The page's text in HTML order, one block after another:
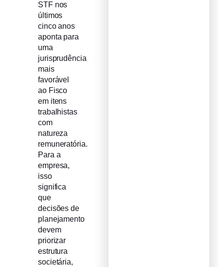
STF nos
últimos
cinco anos
aponta para
uma
jurisprudência
mais
favorável
ao Fisco
em itens
trabalhistas
com
natureza
remuneratória.
Para a
empresa,
isso
significa
que
decisões de
planejamento
devem
priorizar
estrutura
societária,